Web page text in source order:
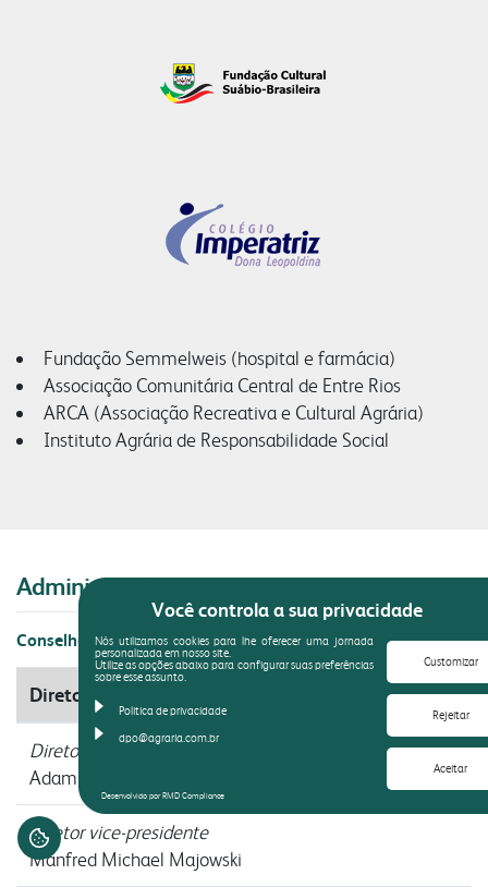
Fundação Semmelweis (hospital e farmácia)
Associação Comunitária Central de Entre Rios
ARCA (Associação Recreativa e Cultural Agrária)
Instituto Agrária de Responsabilidade Social
Administração
Conselho de administração
Diretoria executiva
Diretor presidente
Adam Stemmer
Diretor vice-presidente
Manfred Michael Majowski
Você controla a sua privacidade
Nós utilizamos cookies para lhe oferecer uma jornada
personalizada em nosso site.
Utilize as opções abaixo para configurar suas preferências
sobre esse assunto.
Politica de privacidade
dpo@agraria.com.br
Customizar
Rejeitar
Aceitar
Desenvolvido por RMD Compliance